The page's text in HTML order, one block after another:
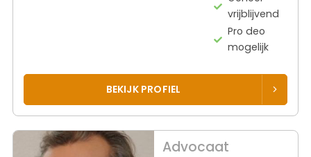
vrijblijvend
Pro deo
mogelijk
BEKIJK PROFIEL
Advocaat